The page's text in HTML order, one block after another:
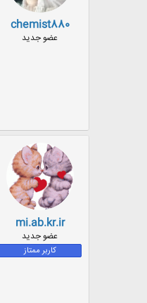
chemist880
عضو جدید
mi.ab.kr.ir
عضو جدید
کاربر ممتاز